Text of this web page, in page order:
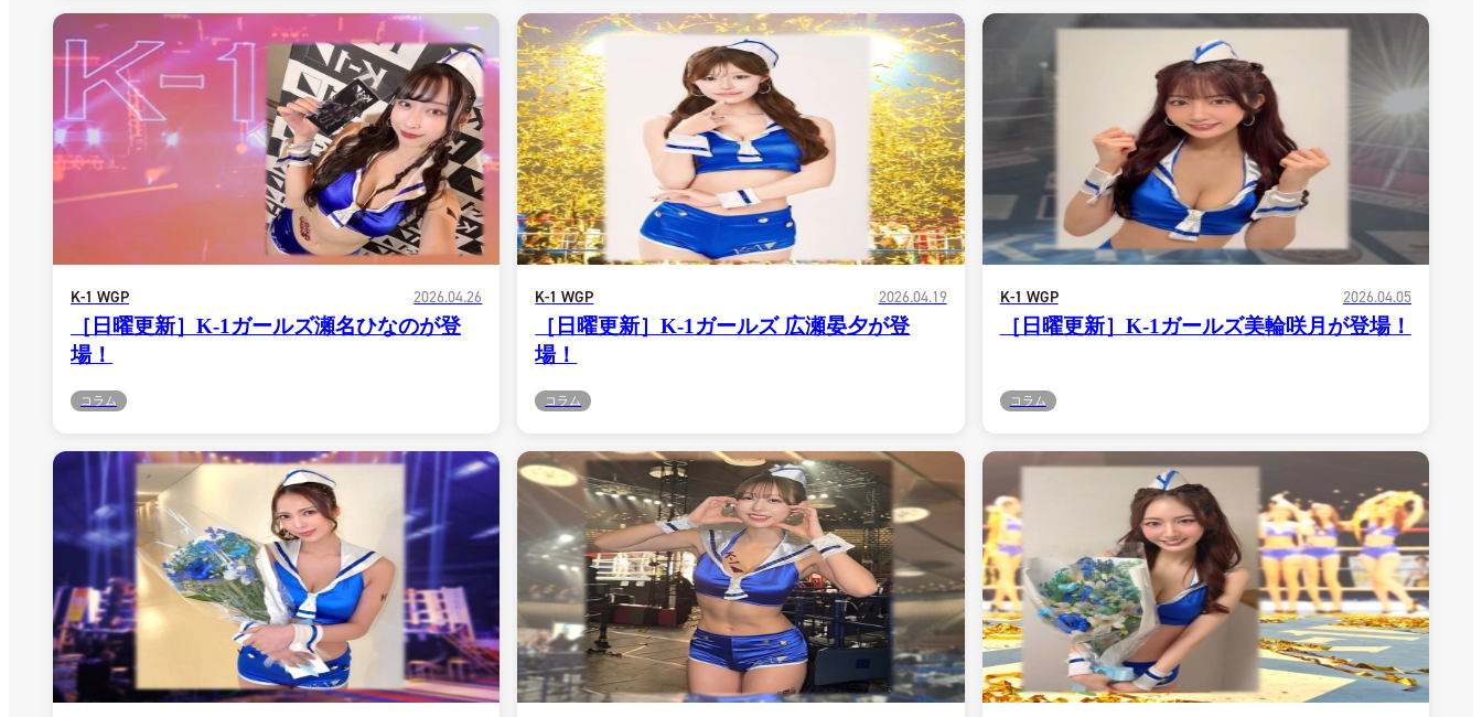
総合トップ
K-1 WGP
Krush
Krush-EX
K-1
（グッ
ズ）
ギャラリー（ポスタ
ー）
ギャラリー（写真）
ギャラリー（動画）
K-1
GYM
（K-1ジ
ム）
K-
1.CLUB
（ファンクラ
ブ）
K-1 WGP公式ルー
ル
一覧
X(アマチュア大会)
Instagram(JP)
Youtube(EN)
weibo(CH)
Official site(EN)
K-1 WGPとは
■ ガールズ
K-
1
ガール
ズ
K-1 WGP 2026.04.26
［日曜更新］K-1ガールズ瀬名ひなのが登
場！
コラム
K-1 WGP 2026.04.19
［日曜更新］K-1ガールズ 広瀬晏夕が登
場！
コラム
K-1 WGP 2026.04.05
［日曜更新］K-1ガールズ美輪咲月が登場！
コラム